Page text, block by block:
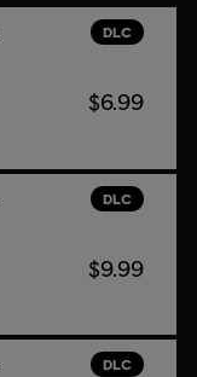
DLC
$6.99
DLC
$9.99
DLC